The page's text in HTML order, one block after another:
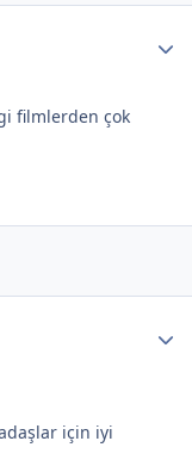
filmlerden çok
için iyi